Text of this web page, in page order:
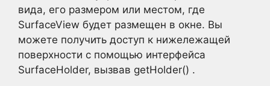
вида, его размером или местом, где
SurfaceView будет размещен в окне. Вы
можете получить доступ к нижележащей
поверхности с помощью интерфейса
SurfaceHolder, вызвав getHolder() .